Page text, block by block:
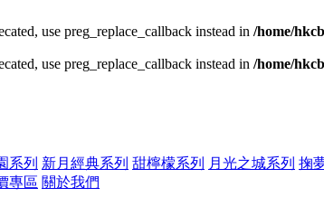
use preg_replace_callback instead in /home/
use preg_replace_callback instead in /home/
系列 新月經典系列 甜檸檬系列 月光之城系列 掬
專區 關於我們